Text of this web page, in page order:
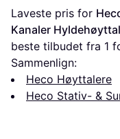
Laveste pris for
Kanaler
beste tilbudet fra 1
Sammenlign:
Heco Høyttalere
Heco Stativ- &